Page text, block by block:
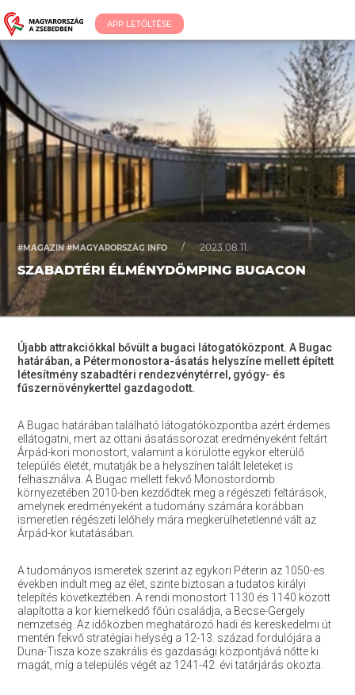
APP LETÖLTÉSE
#MAGAZIN #MAGYARORSZÁG INFO / 2023.08.11.
SZABADTÉRI ÉLMÉNYDÖMPING BUGACON
Újabb attrakciókkal bővült a bugaci látogatóközpont. A Bugac
határában, a Pétermonostora-ásatás helyszíne mellett épített
létesítmény szabadtéri rendezvénytérrel, gyógy- és
fűszernövénykerttel gazdagodott.
A Bugac határában található látogatóközpontba azért érdemes
ellátogatni, mert az ottani ásatássorozat eredményeként feltárt
Árpád-kori monostort, valamint a körülötte egykor elterülő
település életét, mutatják be a helyszínen talált leleteket is
felhasználva. A Bugac mellett fekvő Monostordomb
környezetében 2010-ben kezdődtek meg a régészeti feltárások,
amelynek eredményeként a tudomány számára korábban
ismeretlen régészeti lelőhely mára megkerülhetetlenné vált az
Árpád-kor kutatásában.
A tudományos ismeretek szerint az egykori Péterin az 1050-es
években indult meg az élet, szinte biztosan a tudatos királyi
telepítés következtében. A rendi monostort 1130 és 1140 között
alapította a kor kiemelkedő főúri családja, a Becse-Gergely
nemzetség. Az időközben meghatározó hadi és kereskedelmi út
mentén fekvő stratégiai helység a 12-13. század fordulójára a
Duna-Tisza köze szakrális és gazdasági központjává nőtte ki
magát, míg a település végét az 1241-42. évi tatárjárás okozta.